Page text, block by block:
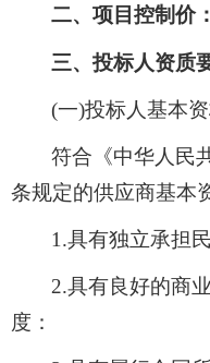
二、项目控制价：
三、投标人资质
(一)投标人基本
符合《中华人民
条规定的供应商基本
1.具有独立承担
2.具有良好的商
度：